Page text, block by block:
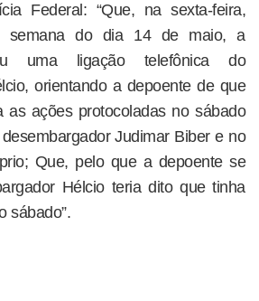
Federal: “Que, na sexta-feira,
semana do dia 14 de maio, a
uma ligação telefônica do
orientando a depoente de que
as ações protocoladas no sábado
Judimar Biber e no
Que, pelo que a depoente se
Hélcio teria dito que tinha
sábado”.